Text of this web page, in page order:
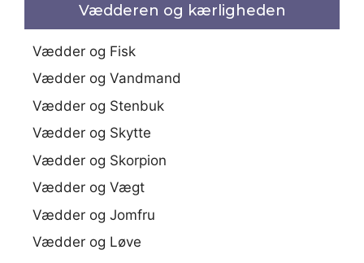
Vædderen og kærligheden
Vædder og Fisk
Vædder og Vandmand
Vædder og Stenbuk
Vædder og Skytte
Vædder og Skorpion
Vædder og Vægt
Vædder og Jomfru
Vædder og Løve